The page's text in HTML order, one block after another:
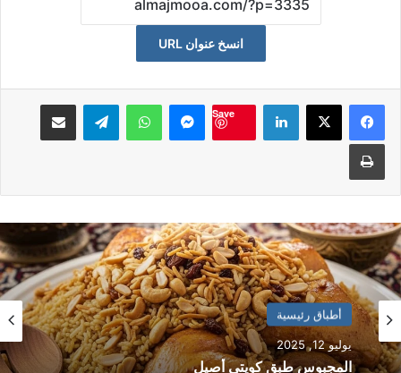
انسخ عنوان URL
لينكدإن
Save
ماسنجر واتساب تيلقرام مشاكة بواسطة البريد
طباعة
أطباق رئيسية
يوليو 12, 2025
المجبوس طبق كويتي أصيل